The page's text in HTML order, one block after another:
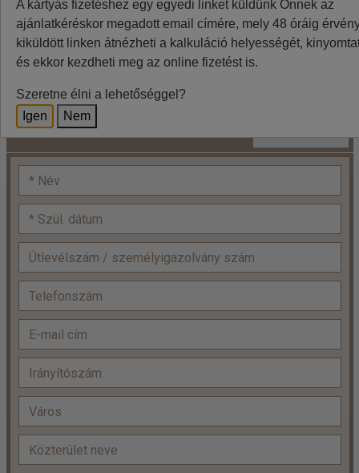
szíveskedjenek!
Ár:
Ft/szoba, 3F, budapesti indulás3
+Kétágyas szoba
(pótágyazható):
(pótágyazható) x
A kártyás fizetéshez egy egyedi linket küldünk Önnek az
ajánlatkéréskor megadott email címére, mely 48 óráig
kiküldött linken átnézheti a kalkuláció helyességét,
és ekkor kezdheti meg az online fizetést is.
Szeretne élni a lehetőséggel?
Igen
Nem